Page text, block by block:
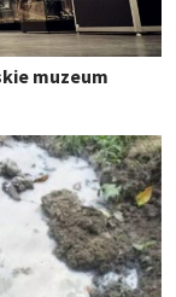
muzeum